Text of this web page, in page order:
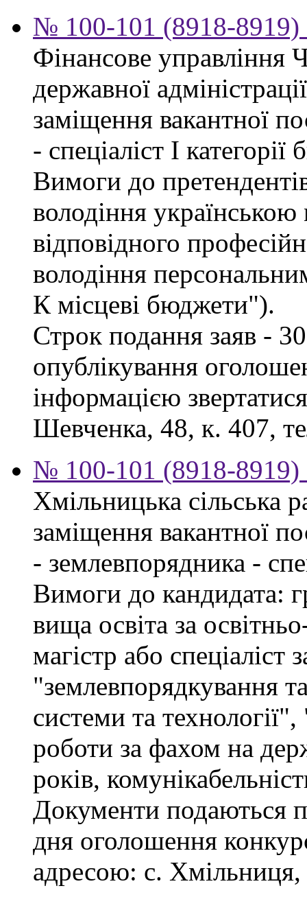
№ 100-101 (8918-8919)
Фінансове управління
державної
заміщення вакантної
- спеціаліст І
Вимоги до
володіння
відповідного
володіння
К місцеві бюджети").
Строк подання заяв -
опублікування
інформацією
Шевченка, 48, к. 407,
№ 100-101 (8918-8919)
Хмільницька сільська
заміщення вакантної
- землевпорядника -
Вимоги до кандидата:
вища освіта за
магістр або спеціаліст
"землевпорядкування
системи та технології",
роботи за фахом на
років,
Документи подаються
дня оголошення
адресою: с.